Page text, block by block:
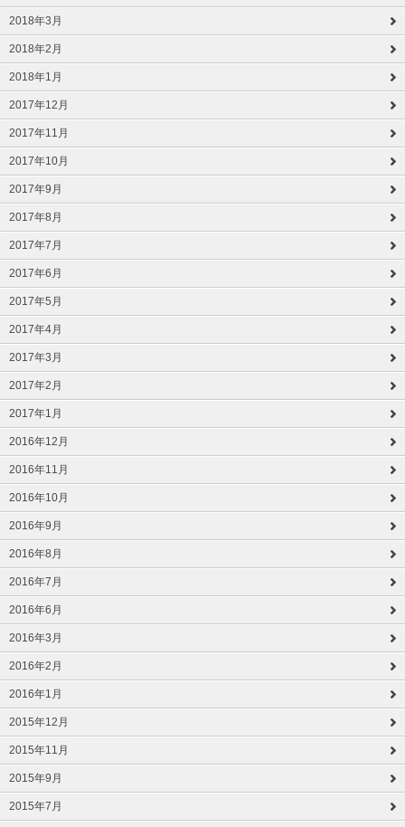
2018年3月
2018年2月
2018年1月
2017年12月
2017年11月
2017年10月
2017年9月
2017年8月
2017年7月
2017年6月
2017年5月
2017年4月
2017年3月
2017年2月
2017年1月
2016年12月
2016年11月
2016年10月
2016年9月
2016年8月
2016年7月
2016年6月
2016年3月
2016年2月
2016年1月
2015年12月
2015年11月
2015年9月
2015年7月